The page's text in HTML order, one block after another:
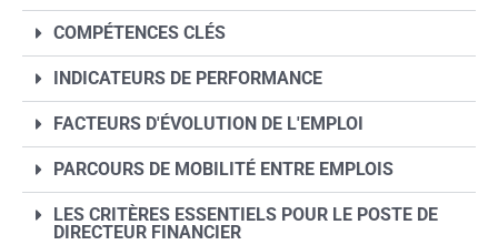
COMPÉTENCES CLÉS
INDICATEURS DE PERFORMANCE
FACTEURS D'ÉVOLUTION DE L'EMPLOI
PARCOURS DE MOBILITÉ ENTRE EMPLOIS
LES CRITÈRES ESSENTIELS POUR LE POSTE DE
DIRECTEUR FINANCIER